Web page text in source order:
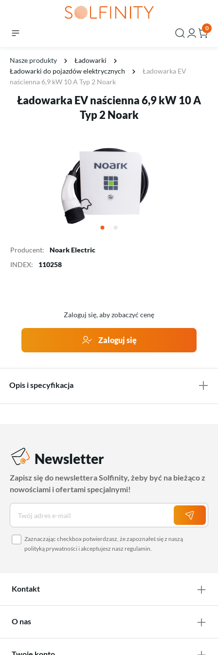
0
Nasze produkty
Ładowarki
Ładowarki do pojazdów elektrycznych
Ładowarka EV
naścienna 6,9 kW 10 A Typ 2 Noark
Ładowarka EV naścienna 6,9 kW 10 A
Typ 2 Noark
Producent:
Noark Electric
INDEX:
110258
Zaloguj się, aby zobaczyć cenę
Zaloguj się
Opis i specyfikacja
Newsletter
Zapisz się do newslettera Solfinity, żeby być na bieżąco z
nowościami i ofertami specjalnymi!
Zaznaczając checkbox potwierdzasz, że zapoznałeś się z naszą
polityką prywatności i akceptujesz nasz regulamin.
Kontakt
O nas